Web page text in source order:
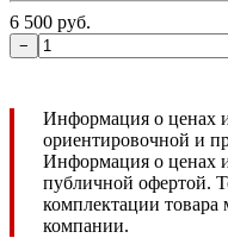
6 500 руб.
Информация о ценах
ориентировочной и
Информация о ценах
публичной офертой.
комплектации
компании.